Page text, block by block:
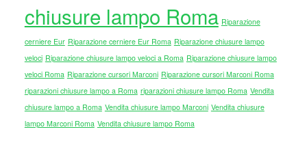
chiusure lampo Roma Riparazione
cerniere Eur Riparazione cerniere Eur Roma Riparazione chiusure lampo
veloci Riparazione chiusure lampo veloci a Roma Riparazione chiusure lampo
veloci Roma Riparazione cursori Marconi Riparazione cursori Marconi Roma
riparazioni chiusure lampo a Roma riparazioni chiusure lampo Roma Vendita
chiusure lampo a Roma Vendita chiusure lampo Marconi Vendita chiusure
lampo Marconi Roma Vendita chiusure lampo Roma